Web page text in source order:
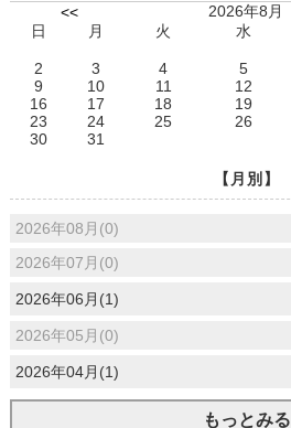
<<
2026年8月
日
月 火 水
2
3 4 5
9
10 11 12
16
17 18 19
23
24 25 26
30
31
【月別】
2026年08月(0)
2026年07月(0)
2026年06月(1)
2026年05月(0)
2026年04月(1)
もっとみる